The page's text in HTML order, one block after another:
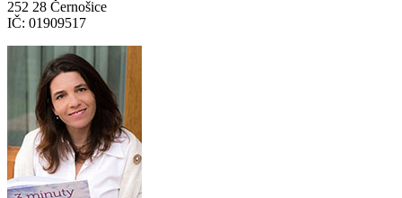
252 28 Černošice
IČ: 01909517